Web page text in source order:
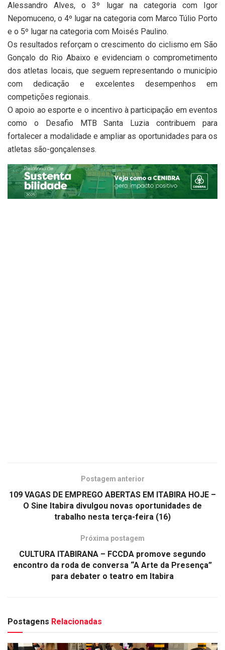
Alessandro Alves, o 3º lugar na categoria com Igor
Nepomuceno, o 4º lugar na categoria com Marco Túlio Porto
e o 5º lugar na categoria com Moisés Paulino.
Os resultados reforçam o crescimento do ciclismo em São
Gonçalo do Rio Abaixo e evidenciam o comprometimento
dos atletas locais, que seguem representando o município
com dedicação e excelentes desempenhos em
competições regionais.
O apoio ao esporte e o incentivo à participação em eventos
como o Desafio MTB Santa Luzia contribuem para
fortalecer a modalidade e ampliar as oportunidades para os
atletas são-gonçalenses.
Postagem anterior
109 VAGAS DE EMPREGO ABERTAS EM ITABIRA HOJE –
O Sine Itabira divulgou novas oportunidades de
trabalho nesta terça-feira (16)
Próxima postagem
CULTURA ITABIRANA – FCCDA promove segundo
encontro da roda de conversa “A Arte da Presença”
para debater o teatro em Itabira
Postagens Relacionadas